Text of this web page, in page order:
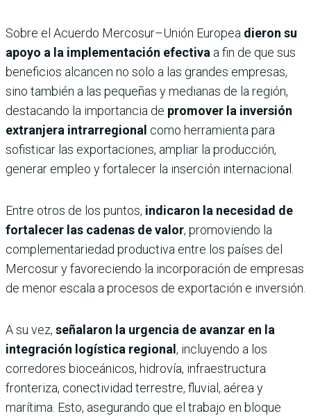
Sobre el Acuerdo Mercosur–Unión Europea dieron su
apoyo a la implementación efectiva a fin de que sus
beneficios alcancen no solo a las grandes empresas,
sino también a las pequeñas y medianas de la región,
destacando la importancia de promover la inversión
extranjera intrarregional como herramienta para
sofisticar las exportaciones, ampliar la producción,
generar empleo y fortalecer la inserción internacional.
Entre otros de los puntos, indicaron la necesidad de
fortalecer las cadenas de valor, promoviendo la
complementariedad productiva entre los países del
Mercosur y favoreciendo la incorporación de empresas
de menor escala a procesos de exportación e inversión.
A su vez, señalaron la urgencia de avanzar en la
integración logística regional, incluyendo a los
corredores bioceánicos, hidrovía, infraestructura
fronteriza, conectividad terrestre, fluvial, aérea y
marítima. Esto, asegurando que el trabajo en bloque